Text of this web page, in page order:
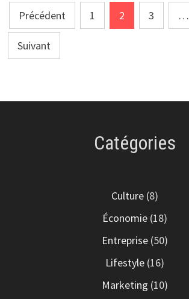
Pagination
des
publications
Précédent 1 2 3 …
Suivant
Catégories
Culture (8)
Économie (18)
Entreprise (50)
Lifestyle (16)
Marketing (10)